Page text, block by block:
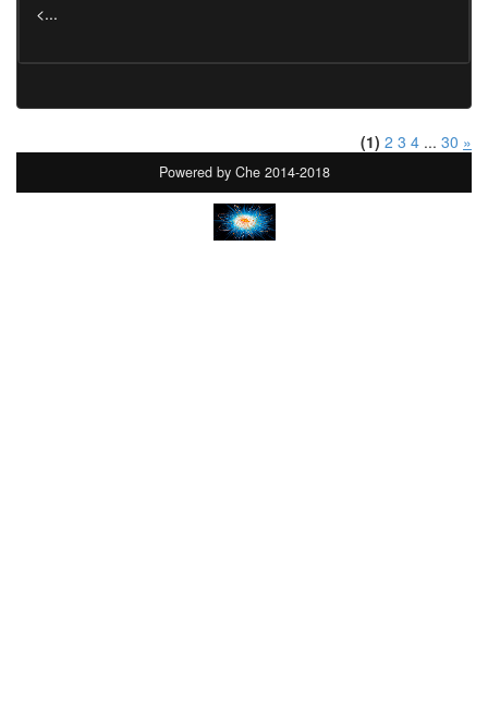
<...
(1) 2 3 4 ... 30 »
Powered by Che 2014-2018